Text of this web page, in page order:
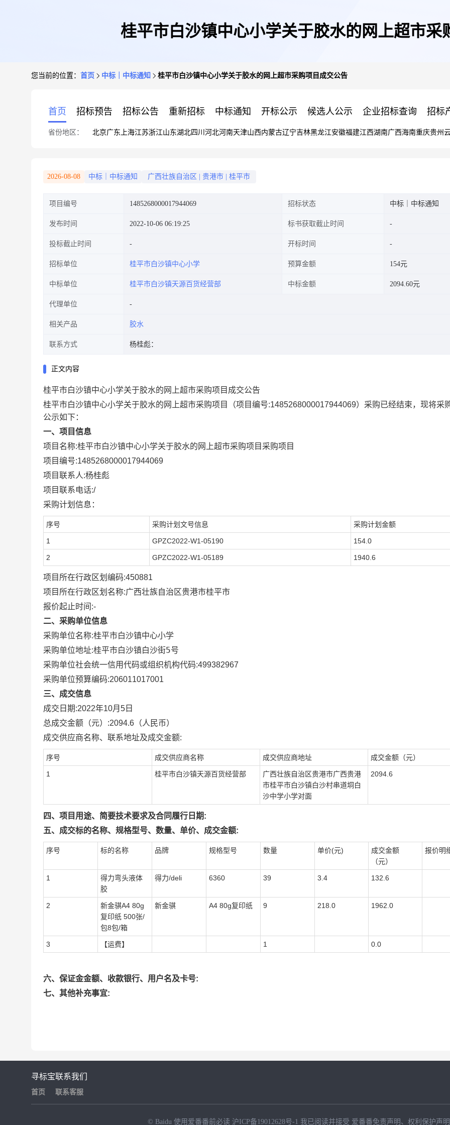
桂平市白沙镇中心小学关于胶水的网上超市采
您当前的位置： 首页 中标｜中标通知 桂平市白沙镇中心小学关于胶水的网上超市采购项目成交公告
首页 招标预告 招标公告 重新招标 中标通知 开标公示 候选人公示 企业招标查询 招标
省份地区： 北京广东 上海江苏浙江山东湖北四川 河北河南天津山西内蒙古辽宁吉林黑龙江安徽福建江西湖南广西海南重庆贵州
2026-08-08 中标｜中标通知 广西壮族自治区 贵港市 桂平市
项目编号 1485268000017944069 招标状态 中标｜中标通知
发布时间 2022-10-06 06:19:25 标书获取截止时间
投标截止时间 开标时间
招标单位 桂平市白沙镇中心小学 预算金额 154元
中标单位 桂平市白沙镇天源百货经营部 中标金额 2094.60元
代理单位
相关产品 胶水
联系方式 杨桂彪：
正文内容
桂平市白沙镇中心小学关于胶水的网上超市采购项目成交公告
桂平市白沙镇中心小学关于胶水的网上超市采购项目
（项目编号:1485268000017944069）采购已经结束，现将采
公示如下：
一、项目信息
项目名称:桂平市白沙镇中心小学关于胶水的网上超市采购项目 采购项目
项目编号:1485268000017944069
项目联系人:杨桂彪
项目联系电话:/
采购计划信息：
序号 采购计划文号信息 采购计划金额
1 GPZC2022-W1-05190 154.0
2 GPZC2022-W1-05189 1940.6
项目所在行政区划编码:450881
项目所在行政区划名称:广西壮族自治区贵港市桂平市
报价起止时间:-
二、采购单位信息
采购单位名称:桂平市白沙镇中心小学
采购单位地址:桂平市白沙镇白沙街5号
采购单位社会统一信用代码或组织机构代码:499382967
采购单位预算编码:206011017001
三、成交信息
成交日期:2022年10月5日
总成交金额（元）:2094.6 （人民币）
成交供应商名称、联系地址及成交金额:
序号 成交供应商名称 成交供应商地址 成交金额（元）
1 桂平市白沙镇天源百货经营部
广西壮族自治区贵港市广西贵港
市桂平市白沙镇白沙村串道垌白
沙中学小学对面
2094.6
四、项目用途、简要技术要求及合同履行日期:
五、成交标的名称、规格型号、数量、单价、成交金额:
序号 标的名称 品牌 规格型号 数量 单价(元)
成交金额
（元）
报价明
1
得力弯头液体
胶
得力/deli 6360 39 3.4 132.6
2
新金骐A4 80g
复印纸 500张/
包8包/箱
新金骐 A4 80g复印纸 9 218.0 1962.0
3 【运费】 1 0.0
六、保证金金额、收款银行、用户名及卡号:
七、其他补充事宜:
寻标宝
首页
联系我们
联系客服
© Baidu 使用爱番番前必读 沪ICP备19012628号-1 我已阅读并接受 爱番番免责声明 、 权利保护声明